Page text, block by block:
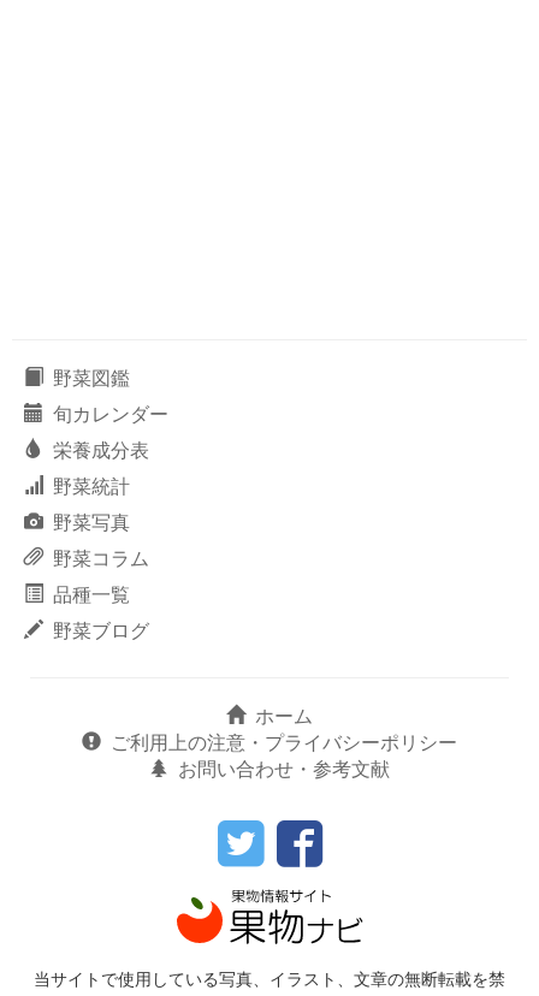
野菜図鑑
旬カレンダー
栄養成分表
野菜統計
野菜写真
野菜コラム
品種一覧
野菜ブログ
ホーム
ご利用上の注意・プライバシーポリシー
お問い合わせ・参考文献
当サイトで使用している写真、イラスト、文章の無断転載を禁